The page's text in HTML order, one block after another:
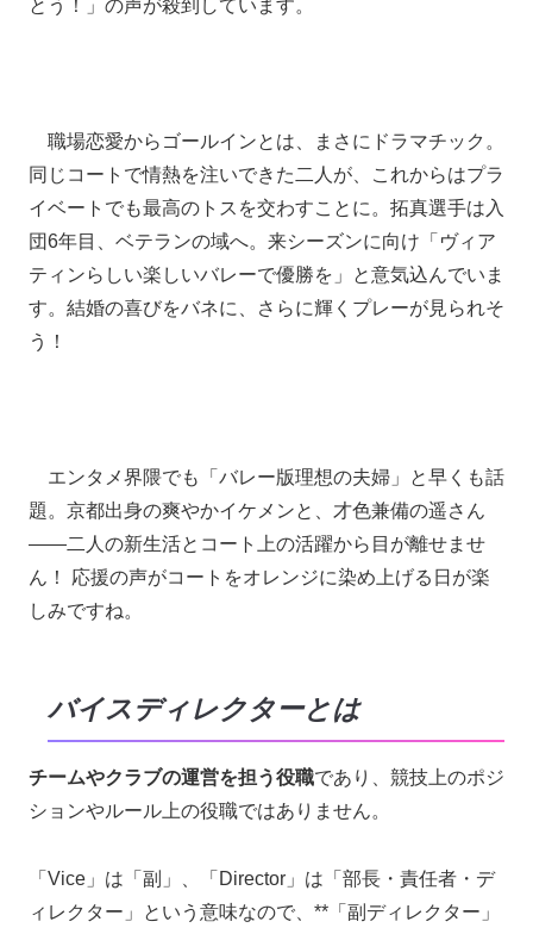
とう！」の声が殺到しています。
職場恋愛からゴールインとは、まさにドラマチック。
同じコートで情熱を注いできた二人が、これからはプラ
イベートでも最高のトスを交わすことに。拓真選手は入
団6年目、ベテランの域へ。来シーズンに向け「ヴィア
ティンらしい楽しいバレーで優勝を」と意気込んでいま
す。結婚の喜びをバネに、さらに輝くプレーが見られそ
う！
エンタメ界隈でも「バレー版理想の夫婦」と早くも話
題。京都出身の爽やかイケメンと、才色兼備の遥さん
――二人の新生活とコート上の活躍から目が離せませ
ん！ 応援の声がコートをオレンジに染め上げる日が楽
しみですね。
バイスディレクターとは
チームやクラブの運営を担う役職であり、競技上のポジ
ションやルール上の役職ではありません。
「Vice」は「副」、「Director」は「部長・責任者・デ
ィレクター」という意味なので、**「副ディレクター」